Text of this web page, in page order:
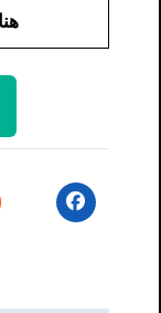
هنا